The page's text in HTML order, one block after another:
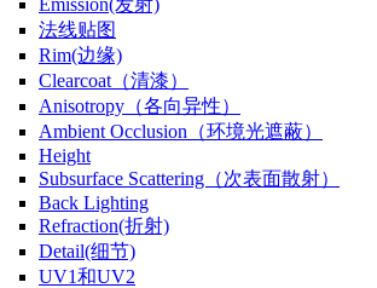
Emission(发射)
法线贴图
Rim(边缘)
Clearcoat（清漆）
Anisotropy（各向异性）
Ambient Occlusion（环境光遮蔽）
Height
Subsurface Scattering（次表面散射）
Back Lighting
Refraction(折射)
Detail(细节)
UV1和UV2